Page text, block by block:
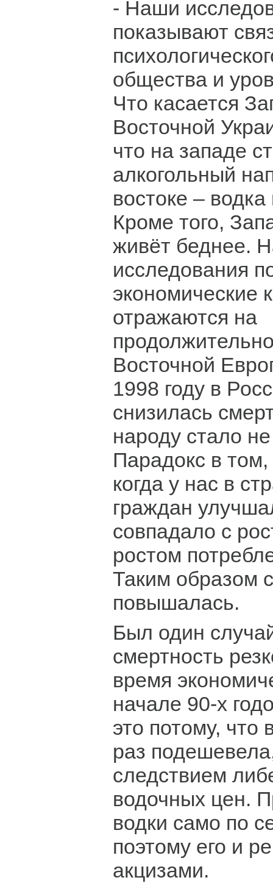
- Наши
показывают
общества и
Что касается
Восточной
что на западе
алкогольный
востоке –
Кроме того,
живёт беднее.
исследования
экономические
отражаются на
Восточной
1998 году в
снизилась
народу стало
Парадокс в
когда у нас в
граждан
совпадало с
ростом
Таким образом
повышалась.
Был один
смертность
время
начале 90-х
это потому, что
раз
следствием
водочных цен.
водки само по
поэтому его и
акцизами.